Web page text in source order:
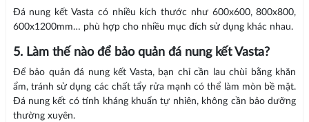
Đá nung kết Vasta có nhiều kích thước như 600x600, 800x800,
600x1200mm… phù hợp cho nhiều mục đích sử dụng khác nhau.
5. Làm thế nào để bảo quản đá nung kết Vasta?
Để bảo quản đá nung kết Vasta, bạn chỉ cần lau chùi bằng khăn
ẩm, tránh sử dụng các chất tẩy rửa mạnh có thể làm mòn bề mặt.
Đá nung kết có tính kháng khuẩn tự nhiên, không cần bảo dưỡng
thường xuyên.